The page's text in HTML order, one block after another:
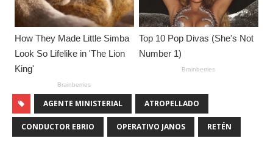
AGENTE MINISTERIAL ATROPELLADO
CONDUCTOR EBRIO OPERATIVO JANOS RETÉN